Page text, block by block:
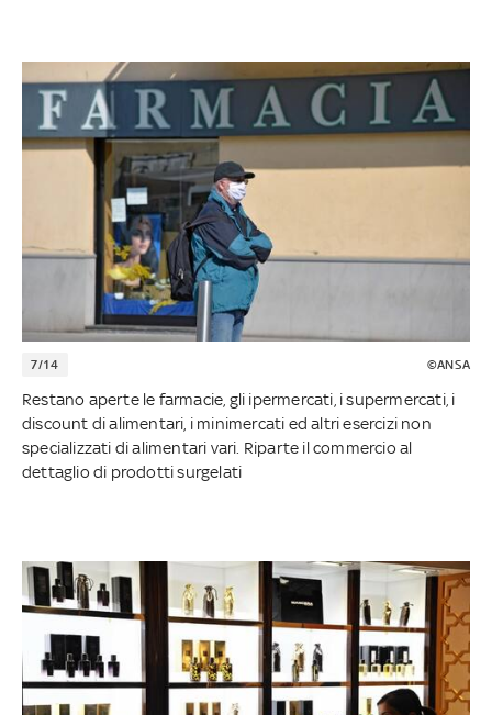
7/14 ©ANSA
Restano aperte le farmacie, gli ipermercati, i supermercati, i
discount di alimentari, i minimercati ed altri esercizi non
specializzati di alimentari vari. Riparte il commercio al
dettaglio di prodotti surgelati